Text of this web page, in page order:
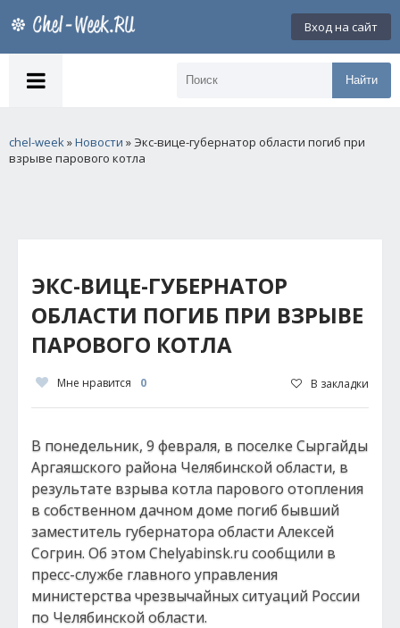
Вход на сайт
Найти
chel-week»Новости » Экс-вице-губернатор области погиб при
взрыве парового котла
ЭКС-ВИЦЕ-ГУБЕРНАТОР
ОБЛАСТИ ПОГИБ ПРИ ВЗРЫВЕ
ПАРОВОГО КОТЛА
Мне нравится 0 В закладки
В понедельник, 9 февраля, в поселке Сыргайды
Аргаяшского района Челябинской области, в
результате взрыва котла парового отопления
в собственном дачном доме погиб бывший
заместитель губернатора области Алексей
Согрин. Об этом Chelyabinsk.ru сообщили в
пресс-службе главного управления
министерства чрезвычайных ситуаций России
по Челябинской области.